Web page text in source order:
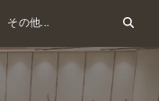
その他...